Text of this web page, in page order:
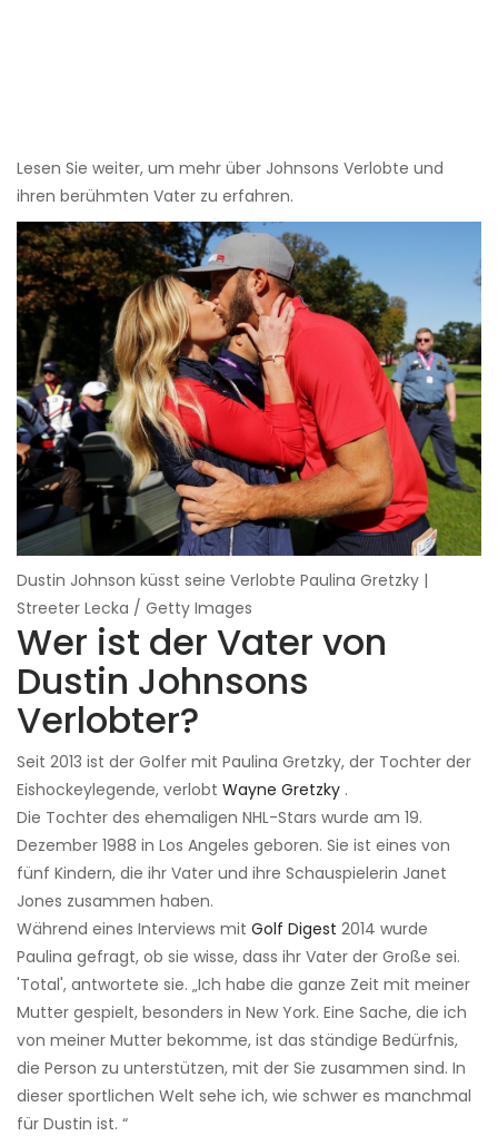
Lesen Sie weiter, um mehr über Johnsons Verlobte und
ihren berühmten Vater zu erfahren.
Dustin Johnson küsst seine Verlobte Paulina Gretzky |
Streeter Lecka / Getty Images
Wer ist der Vater von
Dustin Johnsons
Verlobter?
Seit 2013 ist der Golfer mit Paulina Gretzky, der Tochter der
Eishockeylegende, verlobt Wayne Gretzky .
Die Tochter des ehemaligen NHL-Stars wurde am 19.
Dezember 1988 in Los Angeles geboren. Sie ist eines von
fünf Kindern, die ihr Vater und ihre Schauspielerin Janet
Jones zusammen haben.
Während eines Interviews mit Golf Digest 2014 wurde
Paulina gefragt, ob sie wisse, dass ihr Vater der Große sei.
'Total', antwortete sie. „Ich habe die ganze Zeit mit meiner
Mutter gespielt, besonders in New York. Eine Sache, die ich
von meiner Mutter bekomme, ist das ständige Bedürfnis,
die Person zu unterstützen, mit der Sie zusammen sind. In
dieser sportlichen Welt sehe ich, wie schwer es manchmal
für Dustin ist. “